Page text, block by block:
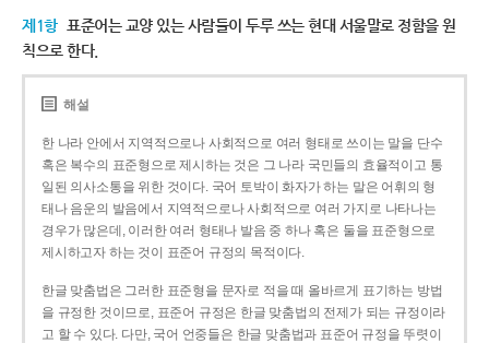
제1항 표준어는 교양 있는 사람들이 두루 쓰는 현대 서울말로 정함을 원
칙으로 한다.
해설
한 나라 안에서 지역적으로나 사회적으로 여러 형태로 쓰이는 말을 단수
혹은 복수의 표준형으로 제시하는 것은 그 나라 국민들의 효율적이고 통
일된 의사소통을 위한 것이다. 국어 토박이 화자가 하는 말은 어휘의 형
태나 음운의 발음에서 지역적으로나 사회적으로 여러 가지로 나타나는
경우가 많은데, 이러한 여러 형태나 발음 중 하나 혹은 둘을 표준형으로
제시하고자 하는 것이 표준어 규정의 목적이다.
한글 맞춤법은 그러한 표준형을 문자로 적을 때 올바르게 표기하는 방법
을 규정한 것이므로, 표준어 규정은 한글 맞춤법의 전제가 되는 규정이라
고 할 수 있다. 다만, 국어 언중들은 한글 맞춤법과 표준어 규정을 뚜렷이